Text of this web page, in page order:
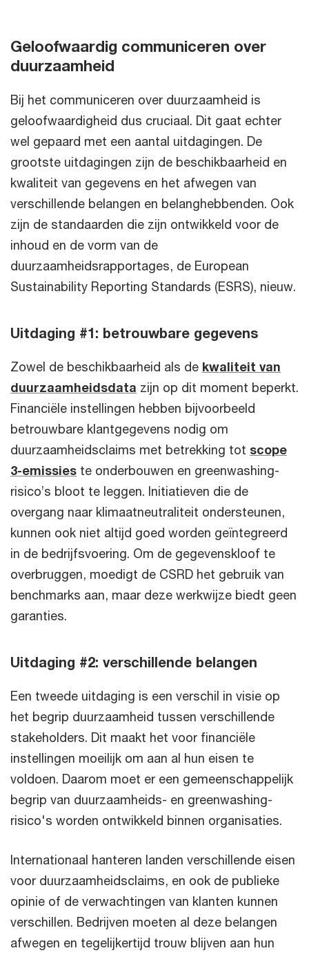
Geloofwaardig communiceren over
duurzaamheid
Bij het communiceren over duurzaamheid is
geloofwaardigheid dus cruciaal. Dit gaat echter
wel gepaard met een aantal uitdagingen. De
grootste uitdagingen zijn de beschikbaarheid en
kwaliteit van gegevens en het afwegen van
verschillende belangen en belanghebbenden. Ook
zijn de standaarden die zijn ontwikkeld voor de
inhoud en de vorm van de
duurzaamheidsrapportages, de European
Sustainability Reporting Standards (ESRS), nieuw.
Uitdaging #1: betrouwbare gegevens
Zowel de beschikbaarheid als de kwaliteit van
duurzaamheidsdata zijn op dit moment beperkt.
Financiële instellingen hebben bijvoorbeeld
betrouwbare klantgegevens nodig om
duurzaamheidsclaims met betrekking tot scope
3-emissies te onderbouwen en greenwashing-
risico’s bloot te leggen. Initiatieven die de
overgang naar klimaatneutraliteit ondersteunen,
kunnen ook niet altijd goed worden geïntegreerd
in de bedrijfsvoering. Om de gegevenskloof te
overbruggen, moedigt de CSRD het gebruik van
benchmarks aan, maar deze werkwijze biedt geen
garanties.
Uitdaging #2: verschillende belangen
Een tweede uitdaging is een verschil in visie op
het begrip duurzaamheid tussen verschillende
stakeholders. Dit maakt het voor financiële
instellingen moeilijk om aan al hun eisen te
voldoen. Daarom moet er een gemeenschappelijk
begrip van duurzaamheids- en greenwashing-
risico's worden ontwikkeld binnen organisaties.
Internationaal hanteren landen verschillende eisen
voor duurzaamheidsclaims, en ook de publieke
opinie of de verwachtingen van klanten kunnen
verschillen. Bedrijven moeten al deze belangen
afwegen en tegelijkertijd trouw blijven aan hun